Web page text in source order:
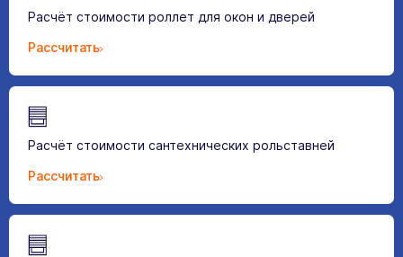
Расчёт стоимости роллет для окон и дверей
Рассчитать
Расчёт стоимости сантехнических рольставней
Рассчитать